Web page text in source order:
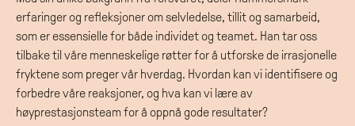
erfaringer og refleksjoner om selvledelse, tillit og samarbeid,
som er essensielle for både individet og teamet. Han tar oss
tilbake til våre menneskelige røtter for å utforske de irrasjonelle
fryktene som preger vår hverdag. Hvordan kan vi identifisere og
forbedre våre reaksjoner, og hva kan vi lære av
høyprestasjonsteam for å oppnå gode resultater?